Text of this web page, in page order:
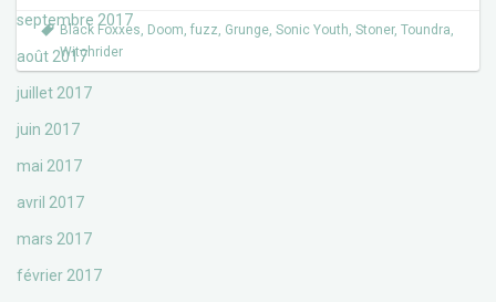
septembre 2017
août 2017
juillet 2017
juin 2017
mai 2017
avril 2017
mars 2017
février 2017
Black Foxxes, Doom, fuzz, Grunge, Sonic Youth, Stoner, Toundra,
Witchrider